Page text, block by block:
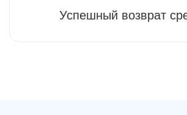
Успешный возврат